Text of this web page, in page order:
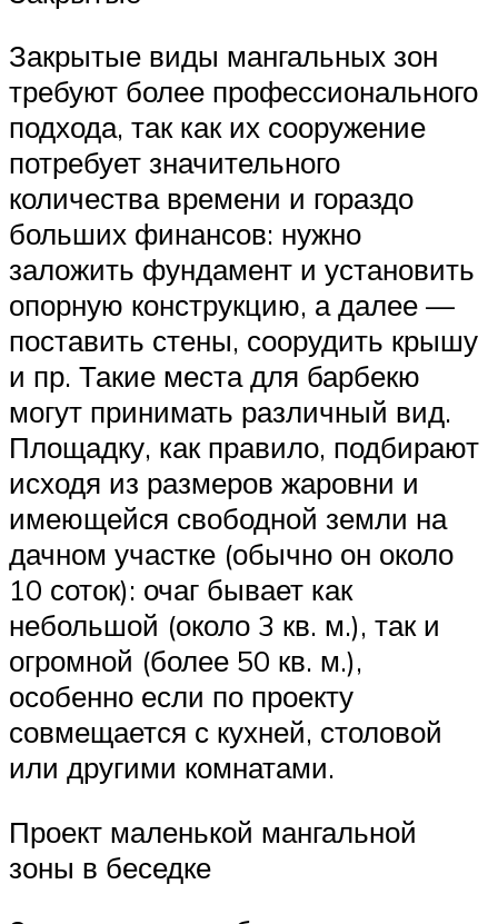
Закрытые виды мангальных зон
требуют более профессионального
подхода, так как их сооружение
потребует значительного
количества времени и гораздо
больших финансов: нужно
заложить фундамент и установить
опорную конструкцию, а далее —
поставить стены, соорудить крышу
и пр. Такие места для барбекю
могут принимать различный вид.
Площадку, как правило, подбирают
исходя из размеров жаровни и
имеющейся свободной земли на
дачном участке (обычно он около
10 соток): очаг бывает как
небольшой (около 3 кв. м.), так и
огромной (более 50 кв. м.),
особенно если по проекту
совмещается с кухней, столовой
или другими комнатами.
Проект маленькой мангальной
зоны в беседке